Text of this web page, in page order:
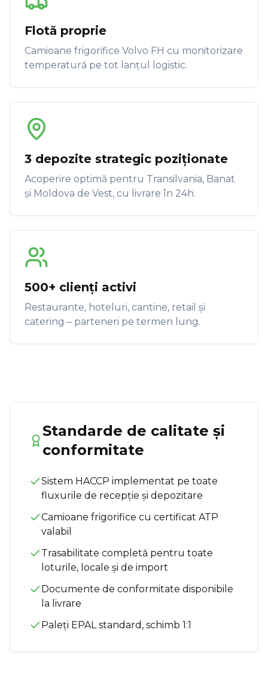
Flotă proprie
Camioane frigorifice Volvo FH cu monitorizare
temperatură pe tot lanțul logistic.
3 depozite strategic poziționate
Acoperire optimă pentru Transilvania, Banat
și Moldova de Vest, cu livrare în 24h.
500+ clienți activi
Restaurante, hoteluri, cantine, retail și
catering – parteneri pe termen lung.
Standarde de calitate și
conformitate
Sistem HACCP implementat pe toate
fluxurile de recepție și depozitare
Camioane frigorifice cu certificat ATP
valabil
Trasabilitate completă pentru toate
loturile, locale și de import
Documente de conformitate disponibile
la livrare
Paleți EPAL standard, schimb 1:1